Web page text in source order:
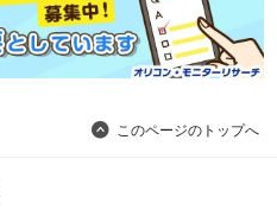
このページのトップへ